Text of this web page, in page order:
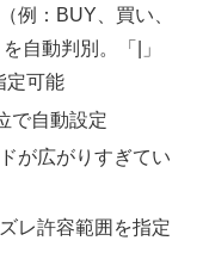
例：BUY、買い、
自動判別。「|」
定可能
で自動設定
が広がりすぎてい
レ許容範囲を指定